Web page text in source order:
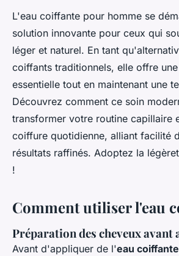
L'eau coiffante pour homme se
solution innovante pour ceux qui
léger et naturel. En tant
coiffants traditionnels, elle offre
essentielle tout en maintenant une
Découvrez comment ce soin
transformer votre routine capillaire
coiffure quotidienne, alliant facilité
résultats raffinés. Adoptez la
!
Comment utiliser l'eau
Préparation des cheveux
Avant d'appliquer de l'eau coiffante